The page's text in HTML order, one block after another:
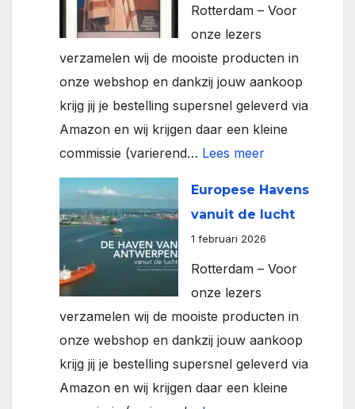
Rotterdam – Voor
onze lezers
verzamelen wij de mooiste producten in
onze webshop en dankzij jouw aankoop
krijg jij je bestelling supersnel geleverd via
Amazon en wij krijgen daar een kleine
commissie (varierend… Lees meer:
posters
Europese Havens
vanuit de lucht
1 februari 2026
Rotterdam – Voor
onze lezers
verzamelen wij de mooiste producten in
onze webshop en dankzij jouw aankoop
krijg jij je bestelling supersnel geleverd via
Amazon en wij krijgen daar een kleine